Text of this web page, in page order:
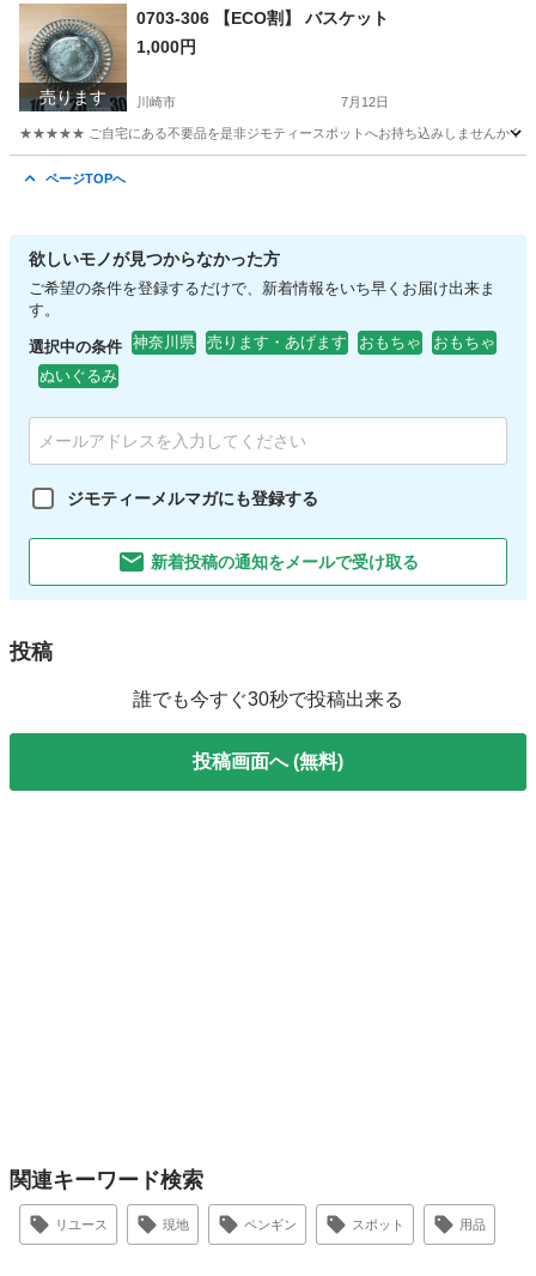
神奈川 川崎市 インテリア雑貨/小物 仏具
売ります
0703-306 【ECO割】 バスケット
1,000円
川崎市 7月12日
★★★★★ ご自宅にある不要品を是非ジモティースポットへお持ち込みしませんか？
ページTOPへ
欲しいモノが見つからなかった方
ご希望の条件を登録するだけで、新着情報をいち早くお届け出来ま
す。
選択中の条件 神奈川県 売ります・あげます おもちゃ
おもちゃ
ぬいぐるみ
ジモティーメルマガにも登録する
新着投稿の通知をメールで受け取る
投稿
誰でも今すぐ30秒で投稿出来る
投稿画面へ (無料)
関連キーワード検索
リユース 現地 ペンギン スポット 用品